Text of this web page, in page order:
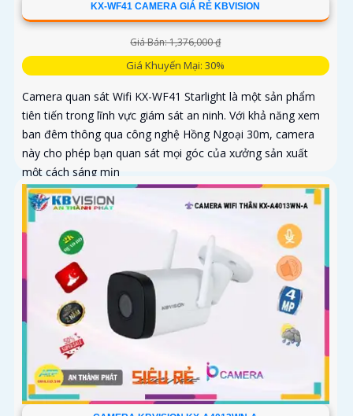
KX-WF41 CAMERA GIÁ RẺ KBVISION
Giá Bán: 1,376,000 ₫
Giá Khuyến Mại: 30%
Camera quan sát Wifi KX-WF41 Starlight là một sản phẩm
tiên tiến trong lĩnh vực giám sát an ninh. Với khả năng xem
ban đêm thông qua công nghệ Hồng Ngoại 30m, camera
này cho phép bạn quan sát mọi góc của xưởng sản xuất
một cách sáng mịn